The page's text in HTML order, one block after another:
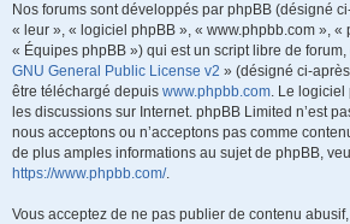
Nos forums sont développés par phpBB (désigné
« leur », « logiciel phpBB », « www.phpbb.com », «
« Équipes phpBB ») qui est un script libre de
GNU General Public License v2 » (désigné ci-
être téléchargé depuis www.phpbb.com. Le logiciel
les discussions sur Internet. phpBB Limited n’est
nous acceptons ou n’acceptons pas comme
de plus amples informations au sujet de phpBB,
https://www.phpbb.com/.
Vous acceptez de ne pas publier de contenu